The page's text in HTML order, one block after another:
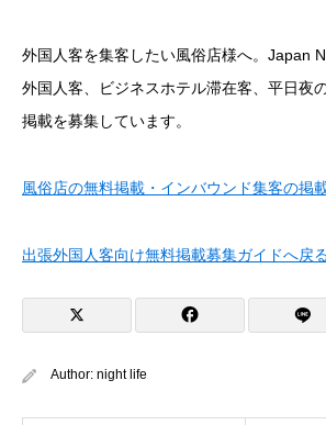
外国人客を集客したい風俗店様へ。Japan
外国人客、ビジネスホテル滞在客、平日夜
掲載を募集しています。
風俗店の無料掲載・インバウンド集客の掲
出張外国人客向け無料掲載募集ガイドへ戻
Author: night life